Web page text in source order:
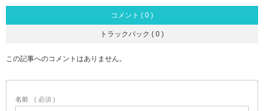
コメント ( 0 )
トラックバック ( 0 )
この記事へのコメントはありません。
名前 ( 必須 )